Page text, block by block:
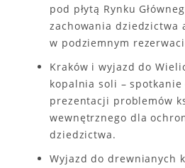
pod płytą Rynku
zachowania dziedzictwa
w podziemnym
Kraków i wyjazd do
kopalnia soli – spotkanie
prezentacji problemów
wewnętrznego dla
dziedzictwa.
Wyjazd do drewnianych